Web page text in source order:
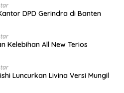
DPD Gerindra di Banten
Kelebihan All New Terios
Luncurkan Livina Versi Mungil